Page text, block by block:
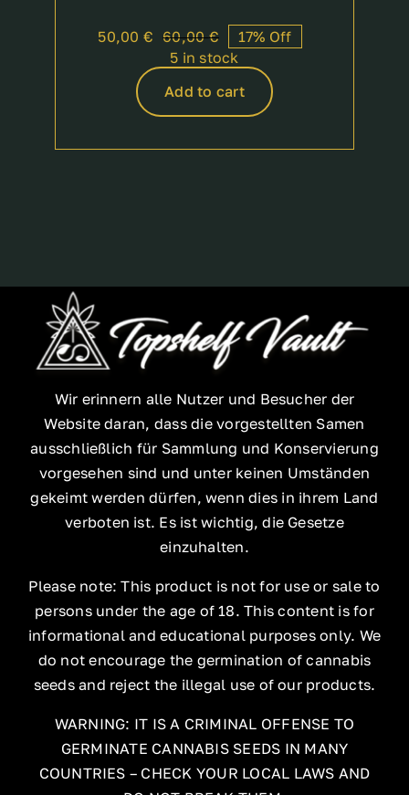
60,00€Original
price
60,00 €.
50,00 €
Current
price
50,00 €.
17% Off
5 in stock
Add to cart
Wir erinnern alle Nutzer und Besucher der
Website daran, dass die vorgestellten Samen
ausschließlich für Sammlung und Konservierung
vorgesehen sind und unter keinen Umständen
gekeimt werden dürfen, wenn dies in ihrem Land
verboten ist. Es ist wichtig, die Gesetze
einzuhalten.
Please note: This product is not for use or sale to
persons under the age of 18. This content is for
informational and educational purposes only. We
do not encourage the germination of cannabis
seeds and reject the illegal use of our products.
WARNING: IT IS A CRIMINAL OFFENSE TO
GERMINATE CANNABIS SEEDS IN MANY
COUNTRIES – CHECK YOUR LOCAL LAWS AND